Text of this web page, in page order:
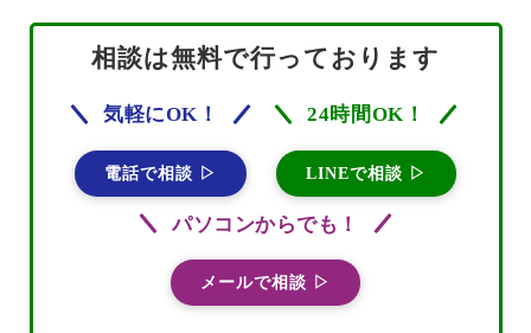
相談は無料で行っております
気軽にOK！
電話で相談 ▷
24時間OK！
LINEで相談 ▷
パソコンからでも！
メールで相談 ▷